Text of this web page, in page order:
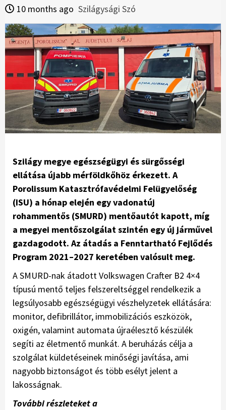
10 months ago Szilágysági Szó
Szilágy megye egészségügyi és sürgősségi
ellátása újabb mérföldkőhöz érkezett. A
Porolissum Katasztrófavédelmi Felügyelőség
(ISU) a hónap elején egy vadonatúj
rohammentős (SMURD) mentőautót kapott, míg
a megyei mentőszolgálat szintén egy új járművel
gazdagodott. Az átadás a Fenntartható Fejlődés
Program 2021–2027 keretében valósult meg.
A SMURD-nak átadott Volkswagen Crafter B2 4×4
típusú mentő teljes felszereltséggel rendelkezik a
legsúlyosabb egészségügyi vészhelyzetek ellátására:
monitor, defibrillátor, immobilizációs eszközök,
oxigén, valamint automata újraélesztő készülék
segíti az életmentő munkát. A beruházás célja a
szolgálat küldetéseinek minőségi javítása, ami
nagyobb biztonságot és több esélyt jelent a
lakosságnak.
További részleteket a